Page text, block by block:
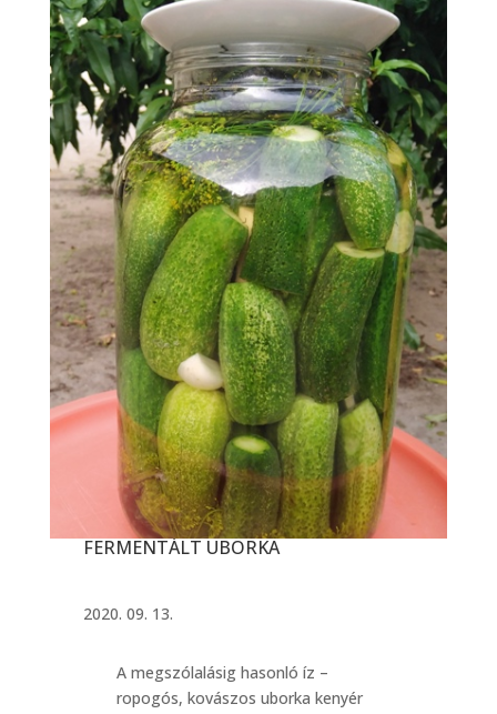
FERMENTÁLT UBORKA
2020. 09. 13.
A megszólalásig hasonló íz –
ropogós, kovászos uborka kenyér